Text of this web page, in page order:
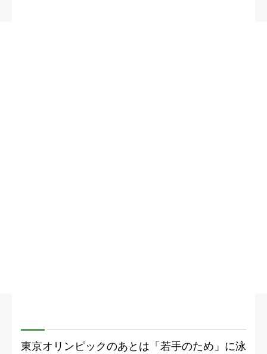
東京オリンピックのあとは「若手のため」に泳